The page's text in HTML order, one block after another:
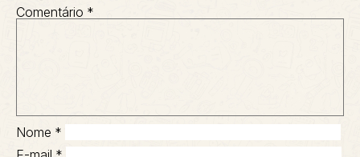
Comentário *
Nome *